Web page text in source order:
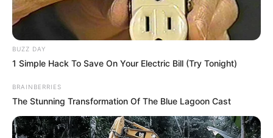
BUZZ DAY
1 Simple Hack To Save On Your Electric Bill (Try Tonight)
BRAINBERRIES
The Stunning Transformation Of The Blue Lagoon Cast